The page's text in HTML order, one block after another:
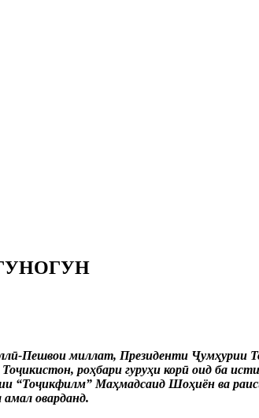
Пешвои миллат, Президенти
роҳбари гуруҳи корӣ оид ба
“Тоҷикфилм” Маҳмадсаид Шоҳиён ва
оварданд.